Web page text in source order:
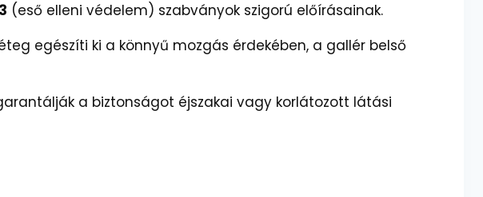
(eső elleni védelem) szabványok szigorú előírásainak.
egészíti ki a könnyű mozgás érdekében, a gallér belső
a biztonságot éjszakai vagy korlátozott látási